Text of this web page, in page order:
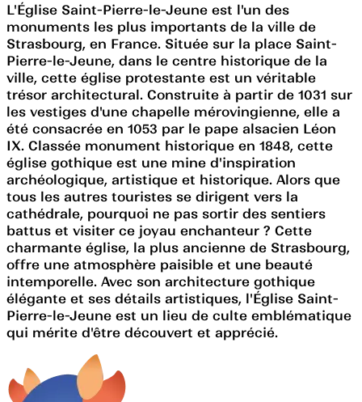
L'Église Saint-Pierre-le-Jeune est l'un des
monuments les plus importants de la ville de
Strasbourg, en France. Située sur la place Saint-
Pierre-le-Jeune, dans le centre historique de la
ville, cette église protestante est un véritable
trésor architectural. Construite à partir de 1031 sur
les vestiges d'une chapelle mérovingienne, elle a
été consacrée en 1053 par le pape alsacien Léon
IX. Classée monument historique en 1848, cette
église gothique est une mine d'inspiration
archéologique, artistique et historique. Alors que
tous les autres touristes se dirigent vers la
cathédrale, pourquoi ne pas sortir des sentiers
battus et visiter ce joyau enchanteur ? Cette
charmante église, la plus ancienne de Strasbourg,
offre une atmosphère paisible et une beauté
intemporelle. Avec son architecture gothique
élégante et ses détails artistiques, l'Église Saint-
Pierre-le-Jeune est un lieu de culte emblématique
qui mérite d'être découvert et apprécié.